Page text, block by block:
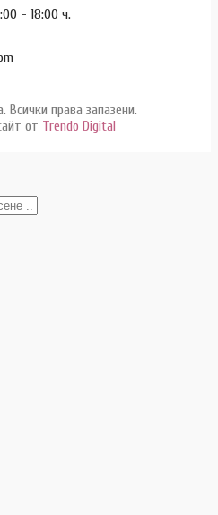
- 18:00 ч.
права запазени.
от Trendo Digital